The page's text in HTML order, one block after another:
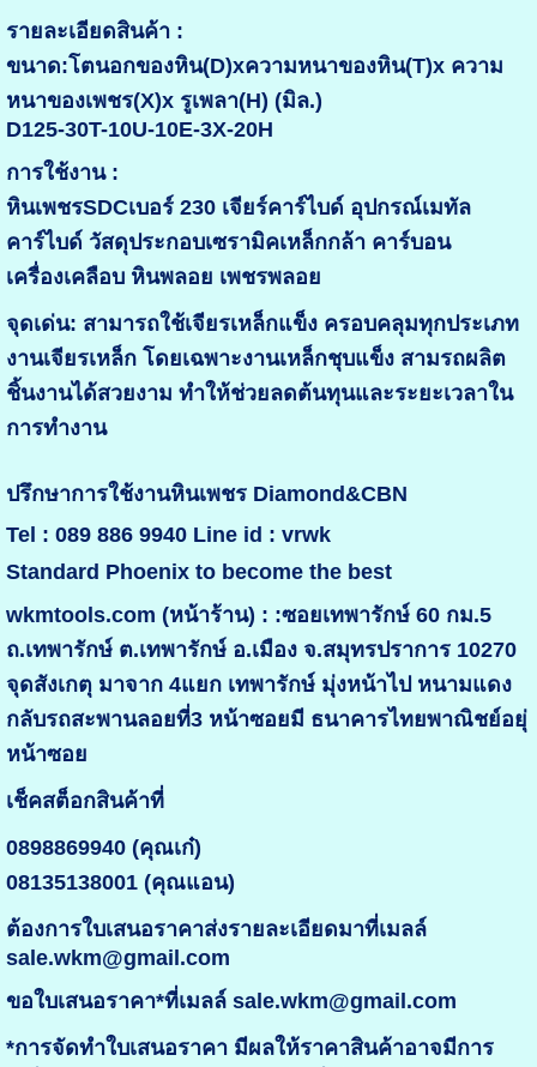
รายละเอียดสินค้า :
ขนาด:โตนอกของหิน(D)xความหนาของหิน(T)x ความ
หนาของเพชร(X)x รูเพลา(H) (มิล.)
D125-30T-10U-10E-3X-20H
การใช้งาน :
หินเพชรSDCเบอร์ 230 เจียร์คาร์ไบด์ อุปกรณ์เมทัล
คาร์ไบด์ วัสดุประกอบเซรามิคเหล็กกล้า คาร์บอน
เครื่องเคลือบ หินพลอย เพชรพลอย
จุดเด่น: สามารถใช้เจียรเหล็กแข็ง ครอบคลุมทุกประเภท
งานเจียรเหล็ก โดยเฉพาะงานเหล็กชุบแข็ง สามรถผลิต
ชิ้นงานได้สวยงาม ทำให้ช่วยลดต้นทุนและระยะเวลาใน
การทำงาน
ปรึกษาการใช้งานหินเพชร Diamond&CBN
Tel : 089 886 9940 Line id : vrwk
Standard Phoenix to become the best
wkmtools.com (หน้าร้าน) : :ซอยเทพารักษ์ 60 กม.5
ถ.เทพารักษ์ ต.เทพารักษ์ อ.เมือง จ.สมุทรปราการ 10270
จุดสังเกตุ มาจาก 4แยก เทพารักษ์ มุ่งหน้าไป หนามแดง
กลับรถสะพานลอยที่3 หน้าซอยมี ธนาคารไทยพาณิชย์อยุ่
หน้าซอย
เช็คสต็อกสินค้าที่
0898869940 (คุณเก๋)
08135138001 (คุณแอน)
ต้องการใบเสนอราคาส่งรายละเอียดมาที่เมลล์
sale.wkm@gmail.com
ขอใบเสนอราคา*ที่เมลล์ sale.wkm@gmail.com
*การจัดทำใบเสนอราคา มีผลให้ราคาสินค้าอาจมีการ